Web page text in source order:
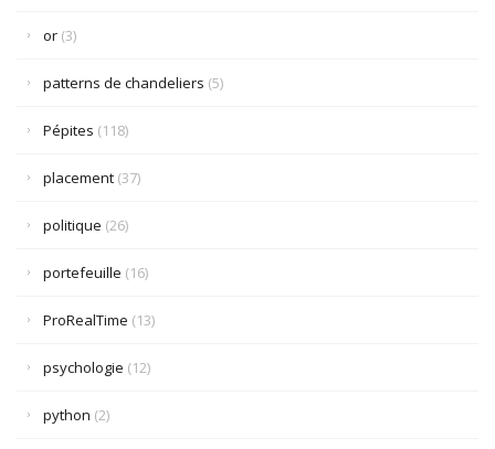
or (3)
patterns de chandeliers (5)
Pépites (118)
placement (37)
politique (26)
portefeuille (16)
ProRealTime (13)
psychologie (12)
python (2)